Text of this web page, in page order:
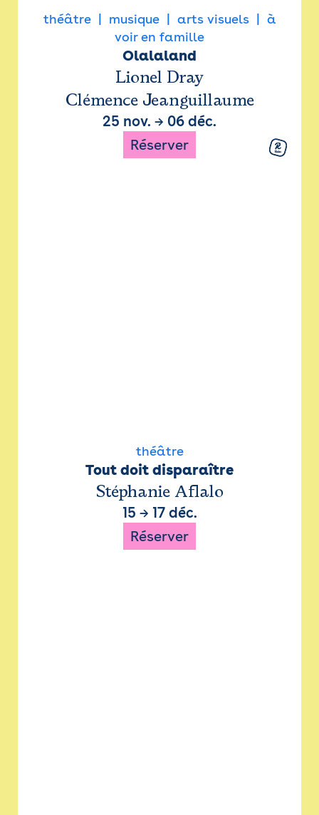
théâtre musique arts visuels
à
voir en famille
Olalaland
Lionel Dray
Clémence Jeanguillaume
25 nov. → 06 déc.
Réserver
théâtre
Tout doit disparaître
Stéphanie Aflalo
15 → 17 déc.
Réserver